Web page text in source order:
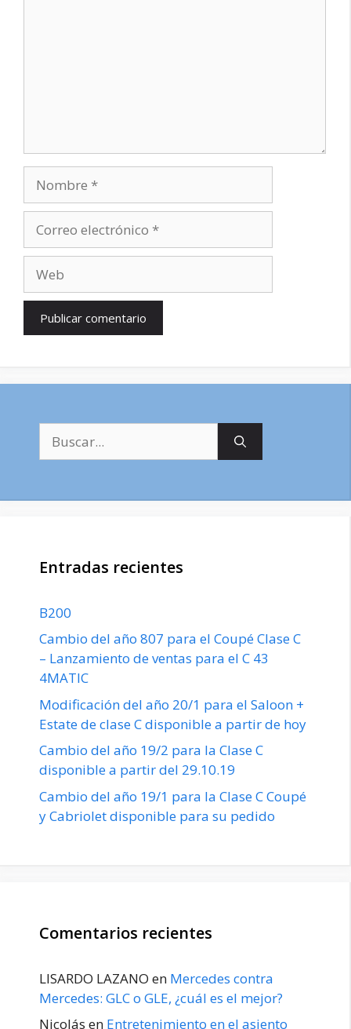
electrónico
Entradas recientes
B200
Cambio del año 807 para el Coupé Clase C
– Lanzamiento de ventas para el C 43
4MATIC
Modificación del año 20/1 para el Saloon +
Estate de clase C disponible a partir de hoy
Cambio del año 19/2 para la Clase C
disponible a partir del 29.10.19
Cambio del año 19/1 para la Clase C Coupé
y Cabriolet disponible para su pedido
Comentarios recientes
LISARDO LAZANO en Mercedes contra
Mercedes: GLC o GLE, ¿cuál es el mejor?
Nicolás en Entretenimiento en el asiento